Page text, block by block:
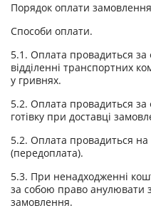
Порядок оплати
Способи оплати.
5.1. Оплата провадиться
відділенні транспортних
у гривнях.
5.2. Оплата провадиться
готівку при доставці
5.2. Оплата провадиться
(передоплата).
5.3. При ненадходженні
за собою право анулювати
замовлення.